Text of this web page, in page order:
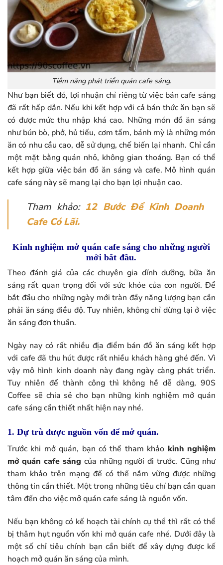
Tiềm năng phát triển quán cafe sáng.
Như bạn biết đó, lợi nhuận chỉ riêng từ việc bán cafe sáng
đã rất hấp dẫn. Nếu khi kết hợp với cả bán thức ăn bạn sẽ
có được mức thu nhập khá cao. Những món đồ ăn sáng
như bún bò, phở, hủ tiếu, cơm tấm, bánh mỳ là những món
ăn có nhu cầu cao, dễ sử dụng, chế biến lại nhanh. Chỉ cần
một mặt bằng quán nhỏ, không gian thoáng. Bạn có thể
kết hợp giữa việc bán đồ ăn sáng và cafe. Mô hình quán
cafe sáng này sẽ mang lại cho bạn lợi nhuận cao.
Tham khảo: 12 Bước Để Kinh Doanh
Cafe Có Lãi.
Kinh nghiệm mở quán cafe sáng cho những người
mới bắt đầu.
Theo đánh giá của các chuyên gia dĩnh dưỡng, bữa ăn
sáng rất quan trọng đối với sức khỏe của con người. Để
bắt đầu cho những ngày mới tràn đầy năng lượng bạn cần
phải ăn sáng điều độ. Tuy nhiên, không chỉ dừng lại ở việc
ăn sáng đơn thuần.
Ngày nay có rất nhiều địa điểm bán đồ ăn sáng kết hợp
với cafe đã thu hút được rất nhiều khách hàng ghé đến. Vì
vậy mô hình kinh doanh này đang ngày càng phát triển.
Tuy nhiên để thành công thì không hề dễ dàng, 90S
Coffee sẽ chia sẻ cho bạn những kinh nghiệm mở quán
cafe sáng cần thiết nhất hiện nay nhé.
1. Dự trù được nguồn vốn để mở quán.
Trước khi mở quán, bạn có thể tham khảo kinh nghiệm
mở quán cafe sáng của những người đi trước. Cũng như
tham khảo trên mạng để có thể nắm vững được những
thông tin cần thiết. Một trong những tiêu chí bạn cần quan
tâm đến cho việc mở quán cafe sáng là nguồn vốn.
Nếu bạn không có kế hoạch tài chính cụ thể thì rất có thể
bị thâm hụt nguồn vốn khi mở quán cafe nhé. Dưới đây là
một số chỉ tiêu chính bạn cần biết để xây dựng được kế
hoạch mở quán ăn sáng của mình.